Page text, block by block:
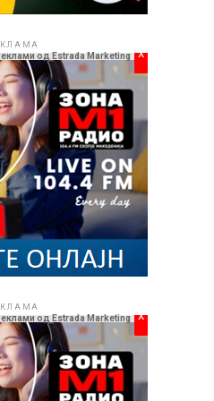
го новиот видеоспот и
магија што ја носат Компас
од Estrada Marketing x
од Estrada Marketing x